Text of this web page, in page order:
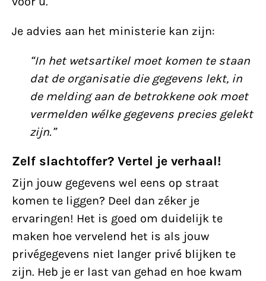
Je advies aan het ministerie kan zijn:
“In het wetsartikel moet komen te staan
dat de organisatie die gegevens lekt, in
de melding aan de betrokkene ook moet
vermelden wélke gegevens precies gelekt
zijn.”
Zelf slachtoffer? Vertel je verhaal!
Zijn jouw gegevens wel eens op straat
komen te liggen? Deel dan zéker je
ervaringen! Het is goed om duidelijk te
maken hoe vervelend het is als jouw
privégegevens niet langer privé blijken te
zijn. Heb je er last van gehad en hoe kwam